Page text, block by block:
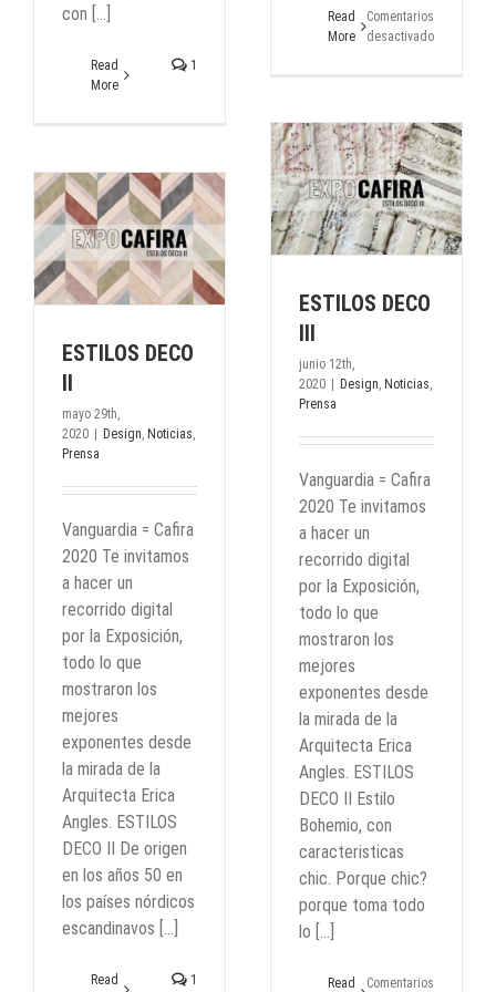
Read
More
Comentarios
desactivados
ESTILOS
Y
COLORES
con [...]
Read
More
1
ESTILOS DECO III
Design Noticias Prensa
ESTILOS DECO
III
junio 12th,
2020 | Design Noticias
Prensa
Vanguardia = Cafira
2020 Te invitamos
a hacer un
recorrido digital
por la Exposición,
todo lo que
mostraron los
mejores
exponentes desde
la mirada de la
Arquitecta Erica
Angles. ESTILOS
DECO II Estilo
Bohemio, con
caracteristicas
chic. Porque chic?
porque toma todo
lo [...]
Read Comentarios
ESTILOS DECO
II
mayo 29th,
2020 | Design Noticias
Prensa
Vanguardia = Cafira
2020 Te invitamos
a hacer un
recorrido digital
por la Exposición,
todo lo que
mostraron los
mejores
exponentes desde
la mirada de la
Arquitecta Erica
Angles. ESTILOS
DECO II De origen
en los años 50 en
los países nórdicos
escandinavos [...]
Read
1